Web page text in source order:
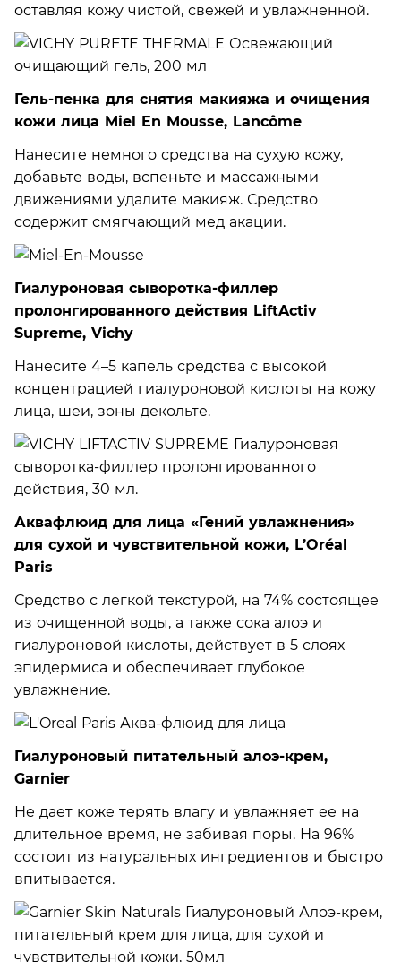
оставляя кожу чистой, свежей и увлажненной.
Гель-пенка для снятия макияжа и очищения
кожи лица Miel En Mousse, Lancôme
Нанесите немного средства на сухую кожу,
добавьте воды, вспеньте и массажными
движениями удалите макияж. Средство
содержит смягчающий мед акации.
Гиалуроновая сыворотка-филлер
пролонгированного действия LiftActiv
Supreme, Vichy
Нанесите 4–5 капель средства с высокой
концентрацией гиалуроновой кислоты на кожу
лица, шеи, зоны декольте.
Аквафлюид для лица «Гений увлажнения»
для сухой и чувствительной кожи, L’Oréal
Paris
Средство с легкой текстурой, на 74% состоящее
из очищенной воды, а также сока алоэ и
гиалуроновой кислоты, действует в 5 слоях
эпидермиса и обеспечивает глубокое
увлажнение.
Гиалуроновый питательный алоэ-крем,
Garnier
Не дает коже терять влагу и увлажняет ее на
длительное время, не забивая поры. На 96%
состоит из натуральных ингредиентов и быстро
впитывается.